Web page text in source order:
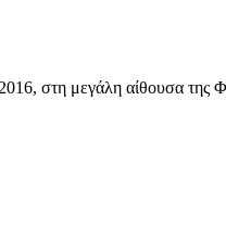
στη μεγάλη αίθουσα